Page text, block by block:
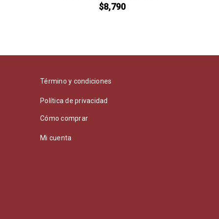
$8,790
Término y condiciones
Política de privacidad
Cómo comprar
Mi cuenta